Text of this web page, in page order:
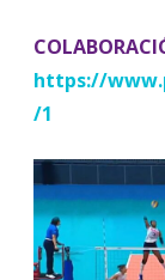
https://
/1